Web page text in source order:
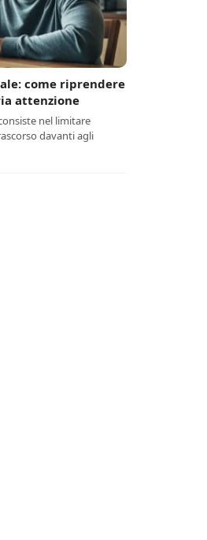
come riprendere
attenzione
nel limitare
davanti agli